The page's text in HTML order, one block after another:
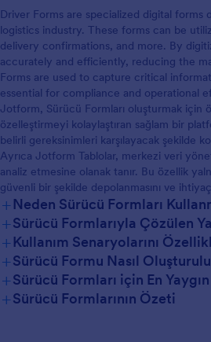
Driver Forms are specialized digital
logistics industry. These forms can be
delivery confirmations, and more. By
accurately and efficiently, reducing the
Forms are used to capture critical
essential for compliance and operational
Jotform, Sürücü Formları oluşturmak için
özelleştirmeyi kolaylaştıran sağlam bir
belirli gereksinimleri karşılayacak şekilde
Ayrıca Jotform Tablolar, merkezi veri
analiz etmesine olanak tanır. Bu özellik
güvenli bir şekilde depolanmasını ve
+Neden Sürücü Formları
+Sürücü Formlarıyla Çözülen
+Kullanım Senaryolarını
+Sürücü Formu Nasıl
+Sürücü Formları için En
Yöneticiler İçin
+Sürücü Formlarının Özeti